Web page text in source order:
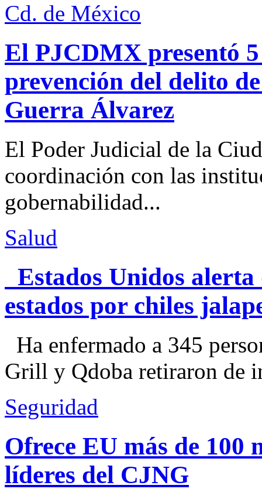
Cd. de México
El PJCDMX presentó
prevención del delito
Guerra Álvarez
El Poder Judicial de la
coordinación con las
gobernabilidad...
Salud
Estados Unidos alerta
estados por chiles
Ha enfermado a 345
Grill y Qdoba retiraron de
Seguridad
Ofrece EU más de 100
líderes del CJNG